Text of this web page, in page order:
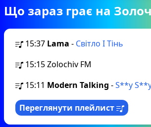
Що зараз грає на
15:37 Lama - Світло І Тінь
15:15Zolochiv FM
15:11 Modern Talking -S**y
Переглянути плейлист